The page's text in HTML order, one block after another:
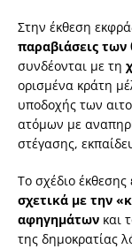
Στην έκθεση
παραβιάσεις
συνδέονται με τη
ορισμένα κράτη
υποδοχής των
ατόμων με
στέγασης,
Το σχέδιο έκθεσης
σχετικά με την
αφηγημάτων και
της δημοκρατίας